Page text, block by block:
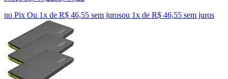
no Pix Ou 1x de R$ 46,55 sem jurosou 1x de R$ 46,55 sem juros